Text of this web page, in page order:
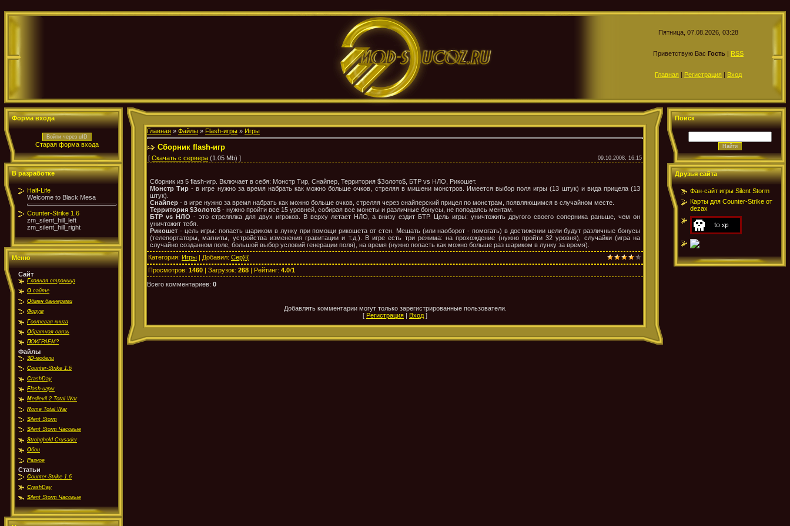
Пятница, 07.08.2026, 03:28
Приветствую Вас Гость | RSS
Главная | Регистрация | Вход
Форма входа
Войти через uID
Старая форма входа
В разработке
Half-Life
Welcome to Black Mesa
Counter-Strike 1.6
zm_silent_hill_left
zm_silent_hill_right
Меню
Сайт
Главная страница
О сайте
Обмен баннерами
Форум
Гостевая книга
Обратная связь
ПОИГРАЕМ?
Файлы
3D-модели
Counter-Strike 1.6
CrashDay
Flash-игры
Medievil 2 Total War
Rome Total War
Silent Storm
Silent Storm Часовые
Strohghold Crusader
Обои
Разное
Статьи
Counter-Strike 1.6
CrashDay
Silent Storm Часовые
Главная » Файлы » Flash-игры » Игры
Сборник flash-игр
[ Скачать с сервера (1.05 Mb) ] 09.10.2008, 16:15
Сборник из 5 flash-игр. Включает в себя: Монстр Тир, Снайпер, Территория $Золото$, БТР vs НЛО, Рикошет.
Монстр Тир- в игре нужно за время набрать как можно больше очков, стреляя в мишени монстров. Имеется выбор поля игры (13 штук) и вида прицела (13
штук).
Снайпер - в игре нужно за время набрать как можно больше очков, стреляя через снайперский прицел по монстрам, появляющимся в случайном месте.
Территория $Золото$ - нужно пройти все 15 уровней, собирая все монеты и различные бонусы, не поподаясь ментам.
БТР vs НЛО - это стрелялка для двух игроков. В верху летает НЛО, а внизу ездит БТР. Цель игры: уничтожить другого своего соперника раньше, чем он
уничтожит тебя.
Рикошет - цель игры: попасть шариком в лунку при помощи рикошета от стен. Мешать (или наоборот - помогать) в достижении цели будут различные бонусы
(телепортаторы, магниты, устройства изменения гравитации и т.д.). В игре есть три режима: на прохождение (нужно пройти 32 уровня), случайки (игра на
случайно созданном поле, большой выбор условий генерации поля), на время (нужно попасть как можно больше раз шариком в лунку за время).
Категория: Игры | Добавил: Cep}I{
Просмотров: 1460 | Загрузок: 268 | Рейтинг: 4.0/1
Всего комментариев: 0
Добавлять комментарии могут только зарегистрированные пользователи.
[ Регистрация | Вход ]
Поиск
Друзья сайта
Фан-сайт игры Silent Storm
Карты для Counter-Strike от
dezax